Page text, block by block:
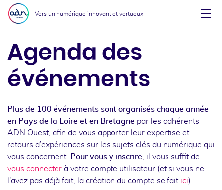
Aller au menu
Aller au contenu
Vers un numérique innovant et vertueux
Agenda des
événements
Plus de 100 événements sont organisés chaque année
en Pays de la Loire et en Bretagne par les adhérents
ADN Ouest, afin de vous apporter leur expertise et
retours d’expériences sur les sujets clés du numérique qui
vous concernent.
Pour vous y inscrire , il vous suffit de
vous connecter à votre compte utilisateur (et si vous ne
l'avez pas déjà fait, la création du compte se fait ici).